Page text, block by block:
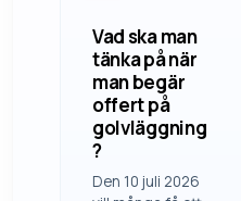
Vad ska man
tänka på när
man begär
offert på
golvläggning
?
Den 10 juli 2026